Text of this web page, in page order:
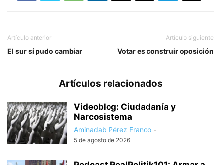
Artículo anterior
El sur sí pudo cambiar
Artículo siguiente
Votar es construir oposición
Artículos relacionados
Videoblog: Ciudadanía y
Narcosistema
Aminadab Pérez Franco -
5 de agosto de 2026